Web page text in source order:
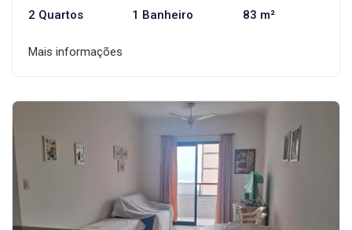
2 Quartos 1 Banheiro 83 m²
Mais informações